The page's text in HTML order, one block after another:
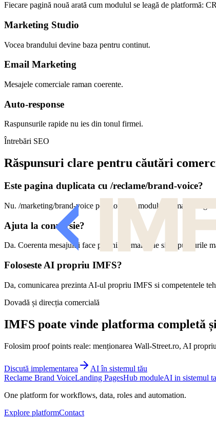
Fiecare pagină nouă arată cum modulul se leagă de platformă:
Marketing Studio
Vocea brandului devine baza pentru continut.
Email Marketing
Mesajele comerciale raman coerente.
Auto-response
Raspunsurile rapide nu ies din tonul firmei.
Întrebări SEO
Răspunsuri clare pentru căutări
Este pagina duplicata cu /reclame/brand-voice?
Nu. /marketing/brand-voice pozitioneaza modulul in marketing
Ajuta la conversie?
Da. Coerenta mesajului face paginile, emailurile si raspunsurile
Foloseste AI propriu IMFS?
Da, comunicarea prezinta AI-ul propriu IMFS si competentele
Dovadă și direcția comercială
IMFS poate vinde platforma completă
Folosim proof points reale: menționarea Wall-Street.ro, AI
Discută implementarea
AI în sistemul tău
Reclame Brand VoiceLanding PagesHub moduleAI in sistemul
One platform for workflows, data, roles and automation.
Explore platformContact